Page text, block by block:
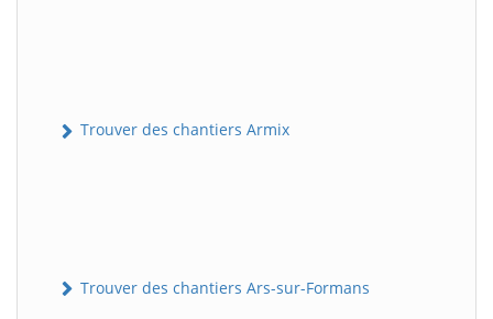
Trouver des chantiers Armix
Trouver des chantiers Ars-sur-Formans